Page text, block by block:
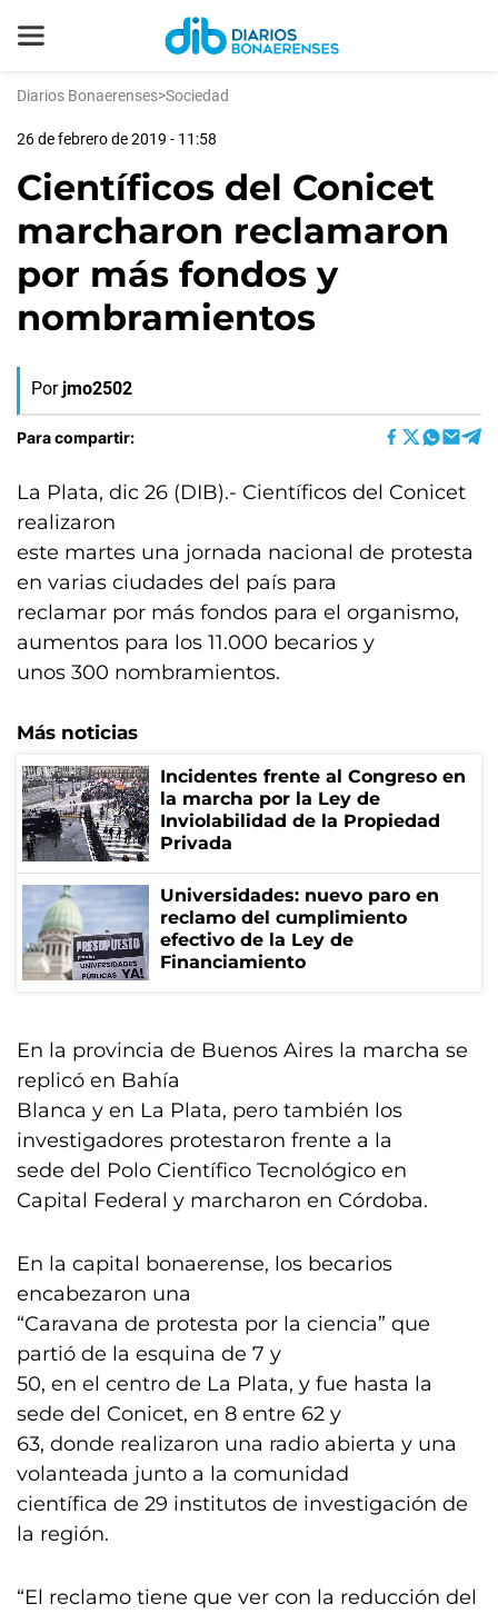
Diarios Bonaerenses>Sociedad
26 de febrero de 2019 - 11:58
Científicos del Conicet
marcharon reclamaron
por más fondos y
nombramientos
Por jmo2502
Para compartir:
La Plata, dic 26 (DIB).- Científicos del Conicet
realizaron
este martes una jornada nacional de protesta
en varias ciudades del país para
reclamar por más fondos para el organismo,
aumentos para los 11.000 becarios y
unos 300 nombramientos.
Más noticias
Incidentes frente al Congreso en
la marcha por la Ley de
Inviolabilidad de la Propiedad
Privada
Universidades: nuevo paro en
reclamo del cumplimiento
efectivo de la Ley de
Financiamiento
En la provincia de Buenos Aires la marcha se
replicó en Bahía
Blanca y en La Plata, pero también los
investigadores protestaron frente a la
sede del Polo Científico Tecnológico en
Capital Federal y marcharon en Córdoba.
En la capital bonaerense, los becarios
encabezaron una
“Caravana de protesta por la ciencia” que
partió de la esquina de 7 y
50, en el centro de La Plata, y fue hasta la
sede del Conicet, en 8 entre 62 y
63, donde realizaron una radio abierta y una
volanteada junto a la comunidad
científica de 29 institutos de investigación de
la región.
“El reclamo tiene que ver con la reducción del